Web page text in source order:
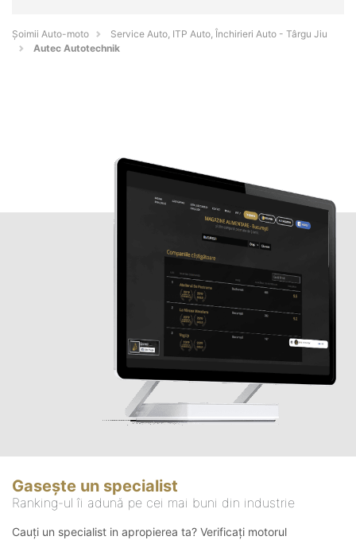
Șoimii Auto-moto
Service Auto, ITP Auto, Închirieri Auto - Târgu Jiu
Autec Autotechnik
Gasește un specialist
Ranking-ul îi adună pe cei mai buni din industrie
Cauți un specialist in apropierea ta? Verificați motorul